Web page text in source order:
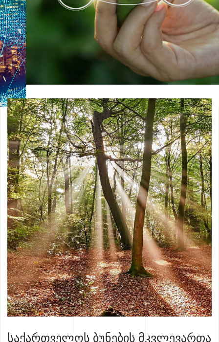
საქართველოს ბუნების მკვლევართა